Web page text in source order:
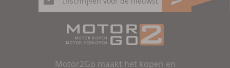
Motor2Go maakt het kopen en